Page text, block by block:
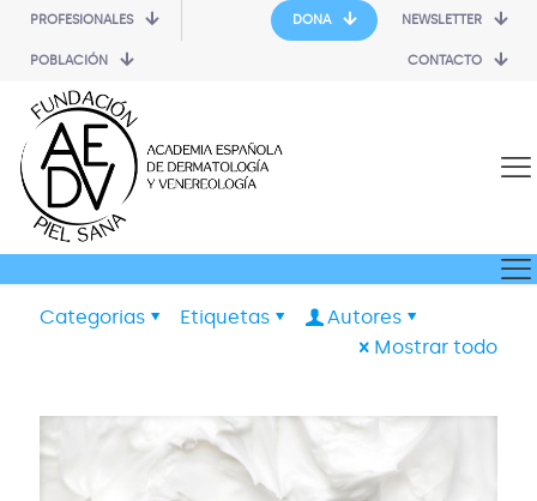
PROFESIONALES
POBLACIÓN
DONA NEWSLETTER
CONTACTO
Categorias Etiquetas
Autores
Mostrar todo